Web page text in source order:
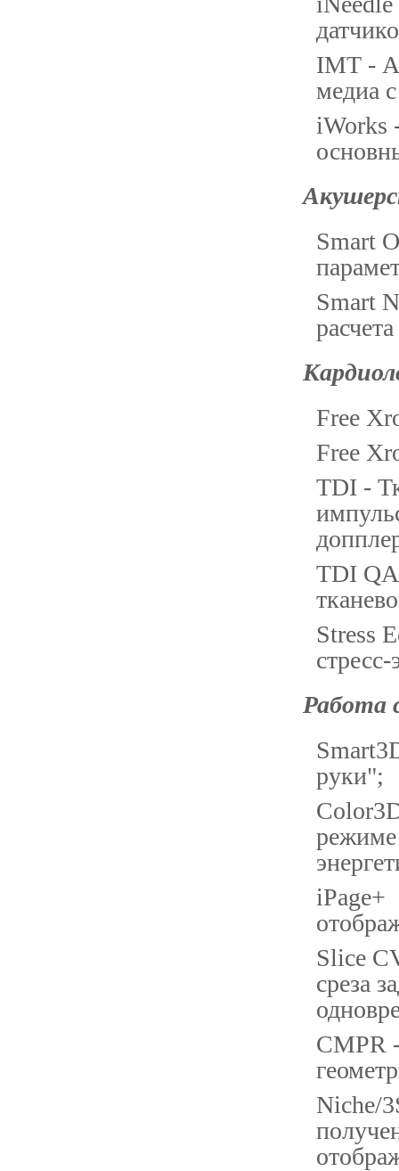
IMT -
медиа
iWorks
Smart
Smart
Free
Free
TDI -
TDI QA
Stress
Работа
руки";
режиме
iPage+
Slice
среза
CMPR
Niche/